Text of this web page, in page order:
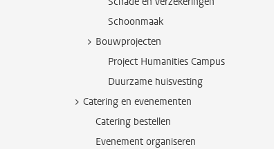
Schoonmaak
Bouwprojecten
Project Humanities Campus
Duurzame huisvesting
Catering en evenementen
Catering bestellen
Evenement organiseren